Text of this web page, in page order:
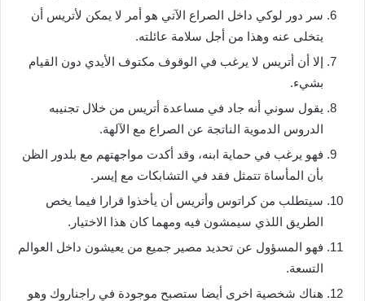
سر دور لوكي داخل الصراع الآتي هو أمر لا يمكن لأتريس أن
يتخلى عنه وهذا من أجل سلامة عائلته.
إلا أن أتريس لا يرغب في الوقوف مكتوف الأيدي دون القيام
بشيء.
يقول سوني أنه جاد في مساعدة أتريس من خلال تجنيبه
الدروس الدموية الناتجة عن الصراع مع الآلهة.
فهو يرغب في حماية ابنه، وقد أكدت مواجهتهم مع بلدور الظن
بأن المأساة تتمثل فقد في التشابكات مع إيسر.
سيتطلب من كراتوس وأتريس أن يأخذوا قرارا فيما يخص
الطريق اللذي سيمشون فيه ومهما كان هذا الاختيار.
فهو المسؤول عن تحديد مصير جميع من يعيشون داخل العوالم
التسعة.
هناك شخصية اخرى أيضا ستصبح موجودة في راجناروك وهو